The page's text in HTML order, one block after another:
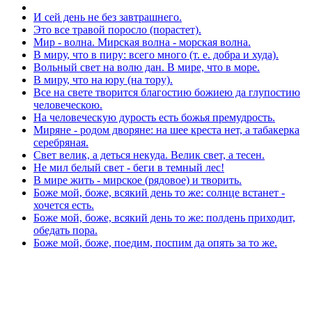
И сей день не без завтрашнего.
Это все травой поросло (порастет).
Мир - волна. Мирская волна - морская волна.
В миру, что в пиру: всего много (т. е. добра и худа).
Вольный свет на волю дан. В мире, что в море.
В миру, что на юру (на тору).
Все на свете творится благостию божиею да глупостию
человеческою.
На человеческую дурость есть божья премудрость.
Миряне - родом дворяне: на шее креста нет, а табакерка
серебряная.
Свет велик, а деться некуда. Велик свет, а тесен.
Не мил белый свет - беги в темный лес!
В мире жить - мирское (рядовое) и творить.
Боже мой, боже, всякий день то же: солнце встанет -
хочется есть.
Боже мой, боже, всякий день то же: полдень приходит,
обедать пора.
Боже мой, боже, поедим, поспим да опять за то же.